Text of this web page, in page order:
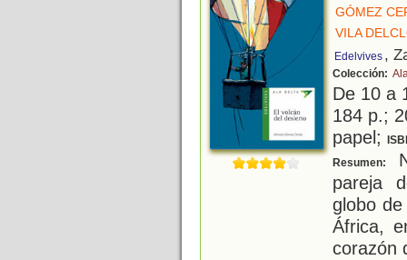
GÓMEZ
VILA
Edelvives ,
Colección:
De 10 a
184 p.;
papel;
Resumen:
pareja
globo
África,
corazón